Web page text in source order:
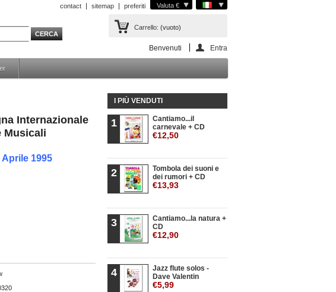
Valuta €
contact sitemap preferiti
Carrello: (vuoto)
Benvenuti Entra
Internazionale
Musicali
Aprile 1995
I PIÙ VENDUTI
1
Cantiamo...il
carnevale + CD
€12,50
2
Tombola dei suoni e
dei rumori + CD
€13,93
3
Cantiamo...la natura +
CD
€12,90
4
Jazz flute solos -
Dave Valentin
€5,99